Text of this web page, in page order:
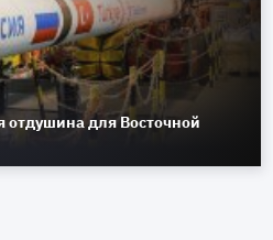
отдушина для Восточной